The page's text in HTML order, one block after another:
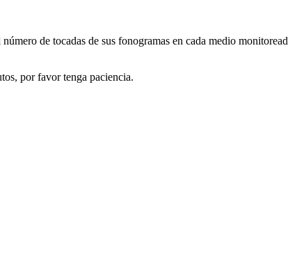
de tocadas de sus fonogramas en cada medio
por favor tenga paciencia.